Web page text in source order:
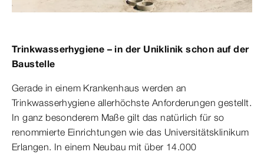
Trinkwasserhygiene – in der Uniklinik schon auf der
Baustelle
Gerade in einem Krankenhaus werden an
Trinkwasserhygiene allerhöchste Anforderungen gestellt.
In ganz besonderem Maße gilt das natürlich für so
renommierte Einrichtungen wie das Universitätsklinikum
Erlangen. In einem Neubau mit über 14.000